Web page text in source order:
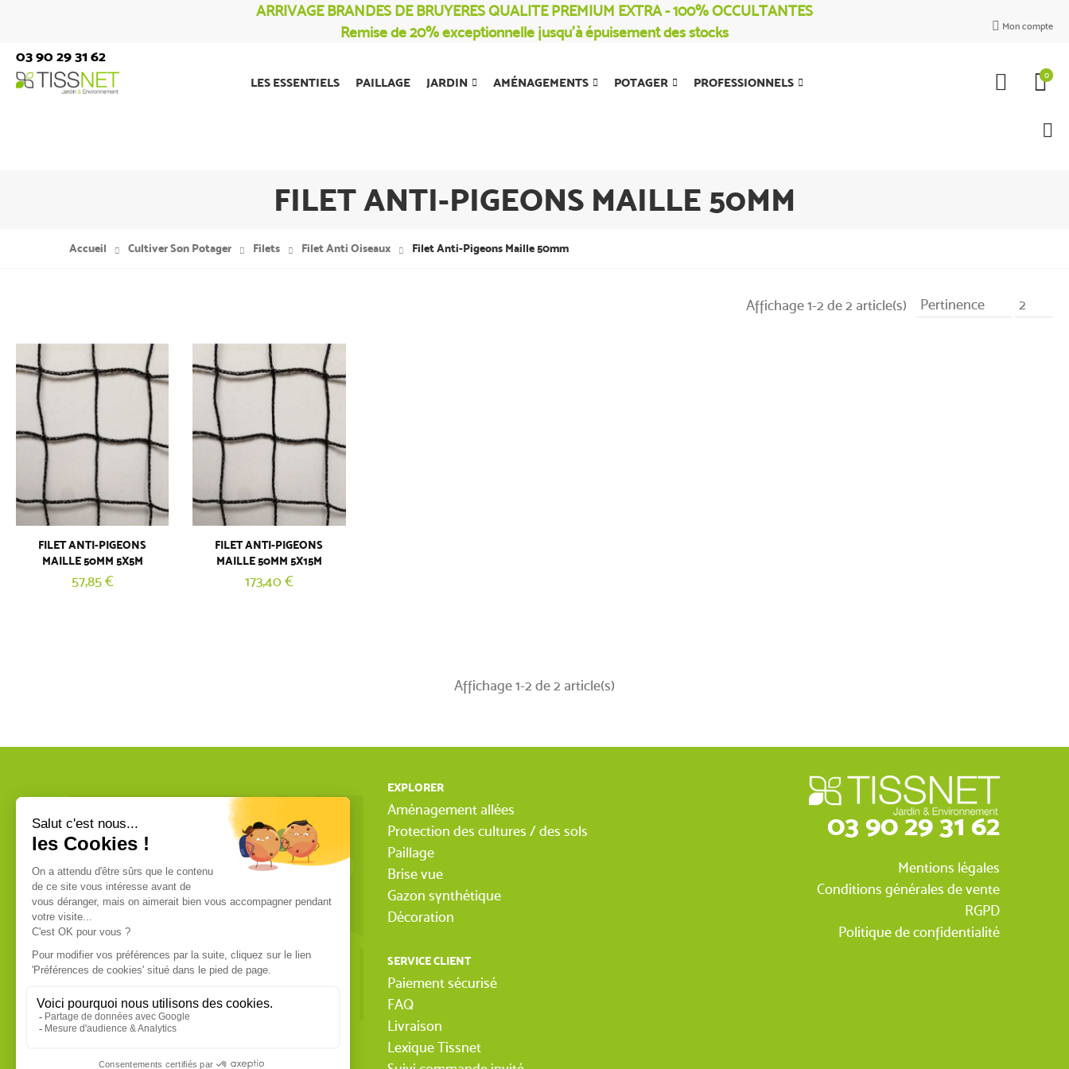
ARRIVAGE BRANDES DE BRUYERES QUALITE PREMIUM EXTRA - 100% OCCULTANTES
Remise de 20% exceptionnelle jusqu’à épuisement des stocks
Mon compte
03 90 29 31 62
 0
LES ESSENTIELS PAILLAGE JARDIN AMÉNAGEMENTS POTAGER PROFESSIONNELS
FILET ANTI-PIGEONS MAILLE 50MM
Accueil Cultiver Son Potager Filets Filet Anti Oiseaux Filet Anti-Pigeons Maille 50mm
Pertinence 2
Affichage 1-2 de 2 article(s)
FILET ANTI-PIGEONS
MAILLE 50MM 5X5M
57,85 €
FILET ANTI-PIGEONS
MAILLE 50MM 5X15M
173,40 €
Affichage 1-2 de 2 article(s)
VOUS ÊTES UN PROFESSIONNEL ?
Nous commercialisons uniquement
des produits de qualité professionnelle.
Ces produits sont fabriqués dans les
usines les plus modernes. Chaque
produit dispose de sa fiche technique
demande.
EXPLORER
Aménagement allées
Protection des cultures / des sols
Paillage
Brise vue
Gazon synthétique
Décoration
SERVICE CLIENT
Paiement sécurisé
FAQ
Livraison
Lexique Tissnet
03 90 29 31 62
Mentions légales
Conditions générales de vente
RGPD
Politique de confidentialité